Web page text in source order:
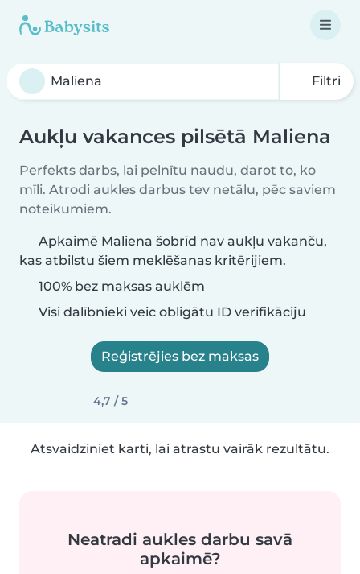
Filtri
Aukļu vakances pilsētā Maliena
Perfekts darbs, lai pelnītu naudu, darot to, ko
mīli. Atrodi aukles darbus tev netālu, pēc saviem
noteikumiem.
Apkaimē Maliena šobrīd nav aukļu vakanču,
kas atbilstu šiem meklēšanas kritērijiem.
100% bez maksas auklēm
Visi dalībnieki veic obligātu ID verifikāciju
Reģistrējies bez maksas
4,7 / 5
Atsvaidziniet karti, lai atrastu vairāk rezultātu.
Neatradi aukles darbu savā
apkaimē?